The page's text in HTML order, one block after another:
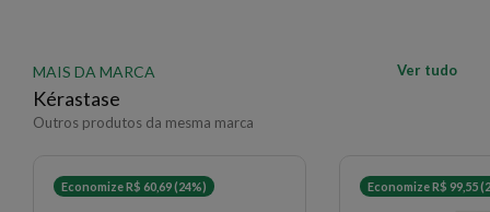
MAIS DA MARCA
Kérastase
Outros produtos da mesma marca
Ver tudo
Economize R$ 60,69 (24%) Economize R$ 99,55